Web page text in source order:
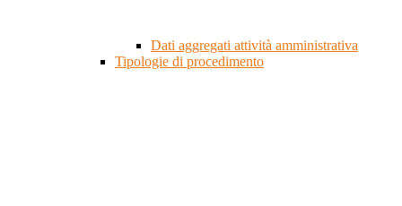
Dati aggregati attività amministrativa
Tipologie di procedimento